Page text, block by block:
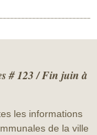
# 123 / Fin juin à
les informations
de la ville